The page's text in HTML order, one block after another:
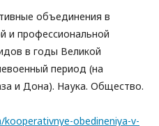
объединения в
и профессиональной
в годы Великой
период (на
и Дона). Наука. Общество.
obedineniya-v-